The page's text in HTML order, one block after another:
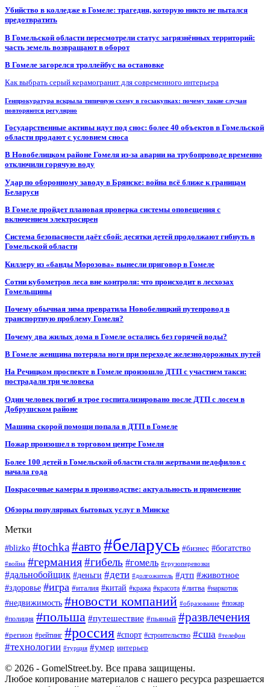
Убийство в колледже в Гомеле: трагедия, которую никто не пытался
предотвратить
В Гомельской области пересмотрели статус загрязнённых территорий:
часть земель возвращают в оборот
В Гомеле загорелся троллейбус на остановке
Как выбрать серый керамогранит для современного интерьера
Генпрокуратура вскрыла типичную схему в госзакупках: почему такие случаи
повторяются регулярно
Государственные активы идут под снос: более 40 объектов в Гомельской
области продают с условием сноса
В Новобелицком районе Гомеля из-за аварии на трубопроводе временно
отключили горячую воду
Удар по оборонному заводу в Брянске: война всё ближе к границам
Беларуси
В Гомеле пройдет плановая проверка системы оповещения с
включением электросирен
Система безопасности даёт сбой: десятки детей продолжают гибнуть в
Гомельской области
Киллеру из «банды Морозова» вынесли приговор в Гомеле
Сотни кубометров леса вне контроля: что происходит в лесхозах
Гомельщины
Почему обычная зима превратила Новобелицкий путепровод в
транспортную проблему Гомеля?
Почему два жилых дома в Гомеле остались без горячей воды?
В Гомеле женщина потеряла ноги при переходе железнодорожных путей
На Речицком проспекте в Гомеле произошло ДТП с участием такси:
пострадали три человека
Один человек погиб и трое госпитализировано после ДТП с лосем в
Добрушском районе
Машина скорой помощи попала в ДТП в Гомеле
Пожар произошел в торговом центре Гомеля
Более 100 детей в Гомельской области стали жертвами педофилов с
начала года
Покрасочные камеры в производстве: актуальность и применение
Обзоры популярных бытовых услуг в Минске
Метки
#blizko #tochka#авто #беларусь #бизнес #богатство
#война #германия#гибель #гомель #грузоперевозки
#дальнобойщик #деньги #дети #долгожитель #дтп #животное
#здоровье #игра #италия #китай #кража #красота #литва #наркотик
#недвижимость #новости компаний #образование #пожар
#полиция #польша #путешествие #пьяный #развлечения
#регион #рейтинг #россия #спорт #строительство #сша #телефон
#технологии #турция #умер интерьер
© 2026 - GomelStreet.by. Все права защищены.
Любое копирование материалов с нашего ресурса разрешается